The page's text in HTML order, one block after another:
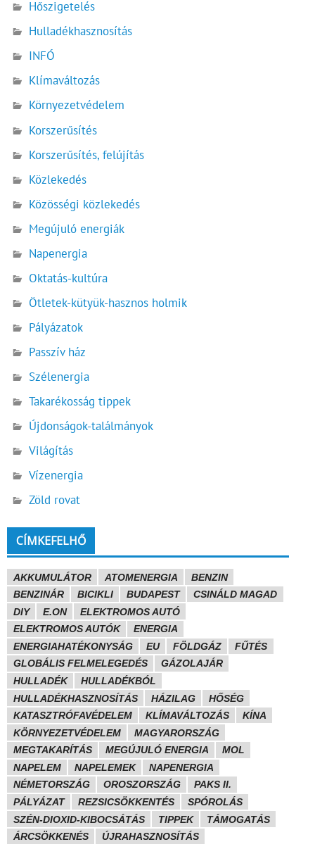
Hőszigetelés
Hulladékhasznosítás
INFÓ
Klímaváltozás
Környezetvédelem
Korszerűsítés
Korszerűsítés, felújítás
Közlekedés
Közösségi közlekedés
Megújuló energiák
Napenergia
Oktatás-kultúra
Ötletek-kütyük-hasznos holmik
Pályázatok
Passzív ház
Szélenergia
Takarékosság tippek
Újdonságok-találmányok
Világítás
Vízenergia
Zöld rovat
CÍMKEFELHŐ
AKKUMULÁTOR ATOMENERGIA
BENZIN
BENZINÁR
BICIKLI BUDAPEST
CSINÁLD MAGAD
DIY
E.ON
ELEKTROMOS AUTÓ
ELEKTROMOS AUTÓK
ENERGIA
ENERGIAHATÉKONYSÁG
EU FÖLDGÁZ
FŰTÉS
GLOBÁLIS FELMELEGEDÉS
GÁZOLAJÁR
HULLADÉK
HULLADÉKBÓL
HULLADÉKHASZNOSÍTÁS
HÁZILAG
HŐSÉG
KATASZTRÓFAVÉDELEM
KLÍMAVÁLTOZÁS
KÍNA
KÖRNYEZETVÉDELEM
MAGYARORSZÁG
MEGTAKARÍTÁS
MEGÚJULÓ ENERGIA
MOL
NAPELEM
NAPELEMEK
NAPENERGIA
NÉMETORSZÁG
OROSZORSZÁG
PAKS II.
PÁLYÁZAT
REZSICSÖKKENTÉS
SPÓROLÁS
SZÉN-DIOXID-KIBOCSÁTÁS
TIPPEK
TÁMOGATÁS
ÁRCSÖKKENÉS
ÚJRAHASZNOSÍTÁS